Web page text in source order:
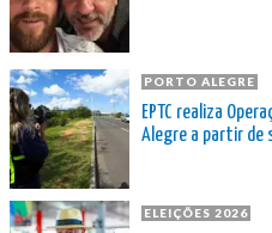
PORTO ALEGRE
EPTC realiza
Alegre a partir de
ELEIÇÕES 2026